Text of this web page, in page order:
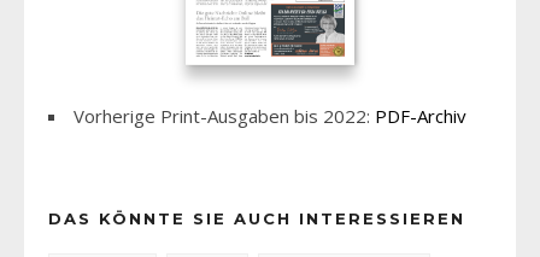
Vorherige Print-Ausgaben bis 2022: PDF-Archiv
DAS KÖNNTE SIE AUCH INTERESSIEREN